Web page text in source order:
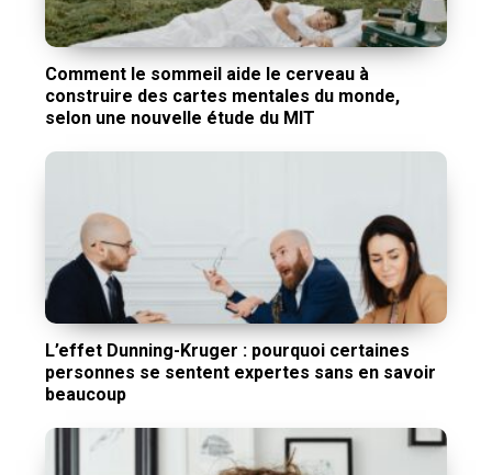
Comment le sommeil aide le cerveau à
construire des cartes mentales du monde,
selon une nouvelle étude du MIT
L’effet Dunning-Kruger : pourquoi certaines
personnes se sentent expertes sans en savoir
beaucoup